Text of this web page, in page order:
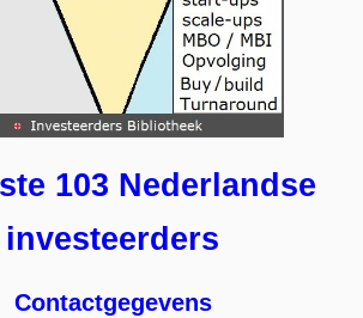
103 Nederlandse
investeerders
Contactgegevens